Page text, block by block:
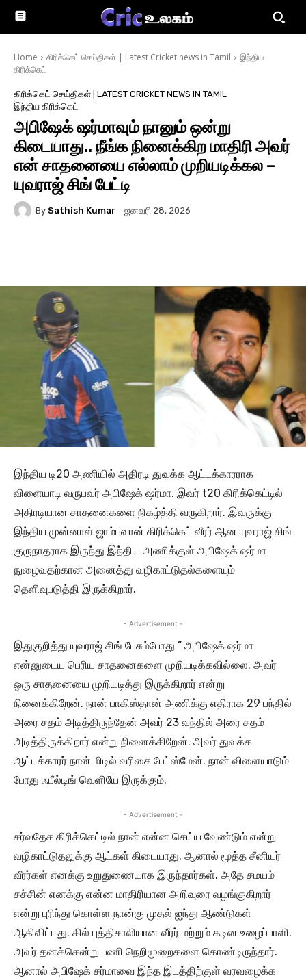
Home கிரிக்கெட் செய்திகள் | Latest Cricket news in Tamil
இந்திய
கிரிக்கெட்
கிரிக்கெட் செய்திகள் | LATEST CRICKET NEWS IN TAMIL
இந்திய கிரிக்கெட்
அபிஷேக் ஷர்மாவும் நானும் ஒன்று
கிடையாது.. நீங்க நினைக்கிற மாதிரி அவர்
என் சாதனையை எல்லாம் முறியடிக்கல –
யுவராஜ் சிங் பேட்டி
By Sathish Kumar ஜனவரி 28, 2026
இந்திய டி20 அணியில் அதிரடி துவக்க ஆட்டக்காரராக
விளையாடி வருபவர் அபிஷேக் ஷர்மா. இவர் t20 கிரிக்கெட்டில்
அதிரடியான சாதனைகளை நிகழ்த்தி வருகிறார். இவருக்கு
இந்திய முன்னாள் ஜாம்பவான் கிரிக்கெட் வீரர் ஆன யுவராஜ் சிங்
குருநாதராக இருந்து இந்திய அணிக்குள் அபிஷேக் ஷர்மா
நுழைவதற்கான அனைத்து வழிகாட்டுதல்களையும்
தெளிவுபடுத்தி இருக்கிறார்.
- Advertisement -
இதுகுறித்து யுவராஜ் சிங் பேசும்போது ” அபிஷேக் ஷர்மா
என்னுடைய பெரிய சாதனைகளை முறியடிக்கவில்லை. அவர்
ஒரு சாதனையை முறியடித்து இருக்கிறார் என்று
நினைக்கிறேன். நான் பாகிஸ்தான் அணிக்கு எதிராக 29 பந்தில்
அரை சதம் அடித்திருந்தேன் அவர் 23 வந்தில் அரை சதம்
அடித்திருக்கிறார் என்று நினைக்கிறேன். அவர் துவக்க
ஆட்டக்காரர் நான் மிடில் வரிசை பேட்ஸ்மேன். நான் விளையாடும்
போது ஃபீல்டிங் வெளியே இருக்கும்.
- Advertisement -
சர்வதேச கிரிக்கெட்டில் நான் என்ன செய்ய வேண்டும் என்று
வழிகாட்டுதலுக்கு ஆட்கள் கிடையாது. ஆனால் மூத்த சீனியர்
வீரர்கள் எனக்கு உறுதுணையாக இருந்தார்கள். அதே சமயம்
சச்சின் எனக்கு என்ன மாதிரியான அறிவுரை வழங்குகிறார்
என்று புரிந்து கொள்ள நான்கு முதல் ஐந்து ஆண்டுகள்
ஆகிவிட்டது. கில் புத்திசாலியான வீரர் மற்றும் கடின உழைப்பாளி.
அவர் தனக்கென்று பணி நெறிமுறைகளை கொண்டிருந்தார்.
ஆனால் அபிஷேக் சர்மாவை இந்த இடத்திற்குள் வரவழைக்க